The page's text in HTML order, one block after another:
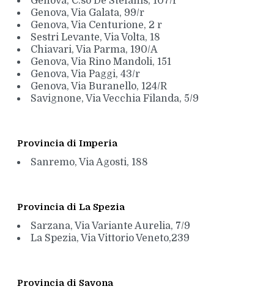
Genova, Via Galata, 99/r
Genova, Via Centurione, 2 r
Sestri Levante, Via Volta, 18
Chiavari, Via Parma, 190/A
Genova, Via Rino Mandoli, 151
Genova, Via Paggi, 43/r
Genova, Via Buranello, 124/R
Savignone, Via Vecchia Filanda, 5/9
Provincia di Imperia
Sanremo, Via Agosti, 188
Provincia di La Spezia
Sarzana, Via Variante Aurelia, 7/9
La Spezia, Via Vittorio Veneto,239
Provincia di Savona